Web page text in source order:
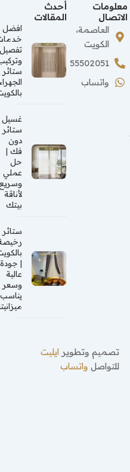
معلومات
الاتصال
العاصمة،
الكويت
55502051
واتساب
أحدث
المقالات
افضل
خدمات
تفصيل
وتركيب
ستائر
الجهراء
بالكويت
غسيل
ستائر
دون
فك |
حل
عملي
وسريع
لأناقة
بيتك
ستائر
رخيصة
بالكويت
| جودة
عالية
وسعر
يناسب
ميزانيتك
تصميم وتطويرايليت
للتواصلواتساب